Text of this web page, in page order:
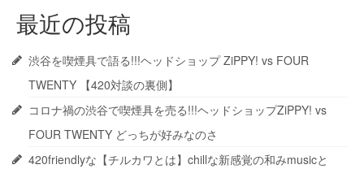
最近の投稿
渋谷を喫煙具で語る!!!ヘッドショップ ZiPPY! vs FOUR
TWENTY 【420対談の裏側】
コロナ禍の渋谷で喫煙具を売る!!!ヘッドショップZiPPY! vs
FOUR TWENTY どっちが好みなのさ
420friendlyな【チルカワとは】chillな新感覚の和みmusicと